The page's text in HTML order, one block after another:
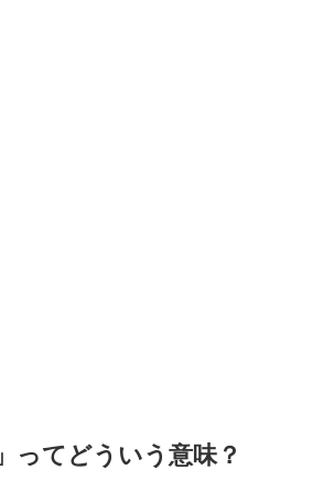
ってどういう意味？